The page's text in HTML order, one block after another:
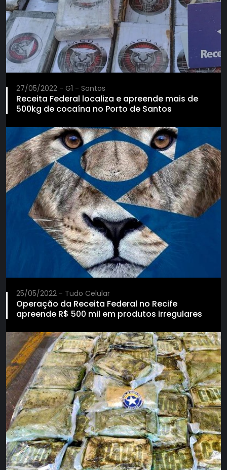
27/05/2022 - G1 - Santos
Receita Federal localiza e apreende mais de
500kg de cocaína no Porto de Santos
25/05/2022 - Tudo Celular
Operação da Receita Federal no Recife
apreende R$ 500 mil em produtos irregulares